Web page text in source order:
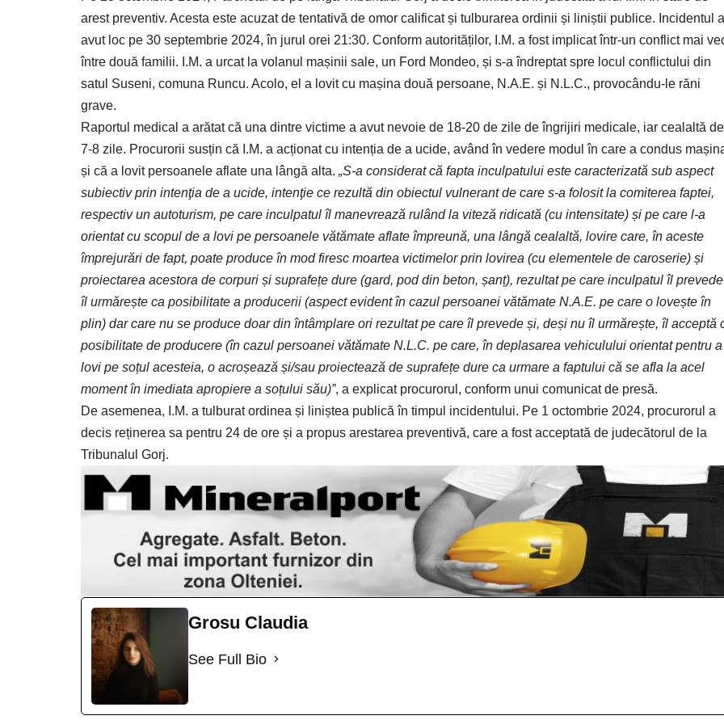
arest preventiv. Acesta este acuzat de tentativă de omor calificat și tulburarea ordinii și liniștii publice. Incidentul a
avut loc pe 30 septembrie 2024, în jurul orei 21:30. Conform autorităților, I.M. a fost implicat într-un conflict mai
între două familii. I.M. a urcat la volanul mașinii sale, un Ford Mondeo, și s-a îndreptat spre locul conflictului din
satul Suseni, comuna Runcu. Acolo, el a lovit cu mașina două persoane, N.A.E. și N.L.C., provocându-le răni
grave.
Raportul medical a arătat că una dintre victime a avut nevoie de 18-20 de zile de îngrijiri medicale, iar cealaltă de
7-8 zile. Procurorii susțin că I.M. a acționat cu intenția de a ucide, având în vedere modul în care a condus
și că a lovit persoanele aflate una lângă alta. „S-a considerat că fapta inculpatului este caracterizată sub aspect
subiectiv prin intenţia de a ucide, intenţie ce rezultă din obiectul vulnerant de care s-a folosit la comiterea faptei,
respectiv un autoturism, pe care inculpatul îl manevrează rulând la viteză ridicată (cu intensitate) și pe care l-a
orientat cu scopul de a lovi pe persoanele vătămate aflate împreună, una lângă cealaltă, lovire care, în aceste
împrejurări de fapt, poate produce în mod firesc moartea victimelor prin lovirea (cu elementele de caroserie) și
proiectarea acestora de corpuri și suprafețe dure (gard, pod din beton, șanț), rezultat pe care inculpatul îl
îl urmărește ca posibilitate a producerii (aspect evident în cazul persoanei vătămate N.A.E. pe care o lovește în
plin) dar care nu se produce doar din întâmplare ori rezultat pe care îl prevede și, deși nu îl urmărește, îl acceptă
posibilitate de producere (în cazul persoanei vătămate N.L.C. pe care, în deplasarea vehiculului orientat pentru a
lovi pe soțul acesteia, o acroșează și/sau proiectează de suprafețe dure ca urmare a faptului că se afla la acel
moment în imediata apropiere a soțului său)”, a explicat procurorul, conform unui comunicat de presă.
De asemenea, I.M. a tulburat ordinea și liniștea publică în timpul incidentului. Pe 1 octombrie 2024, procurorul a
decis reținerea sa pentru 24 de ore și a propus arestarea preventivă, care a fost acceptată de judecătorul de la
Tribunalul Gorj.
Grosu Claudia
See Full Bio